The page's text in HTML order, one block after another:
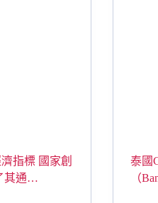
指標 國家創
其通…
泰國
（